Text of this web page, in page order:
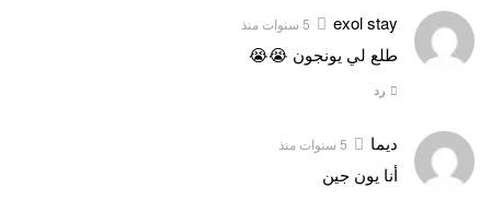
exol stay 5 سنوات منذ
طلع لي يونجون 😭😭
رد
ديما 5 سنوات منذ
أنا يون جين